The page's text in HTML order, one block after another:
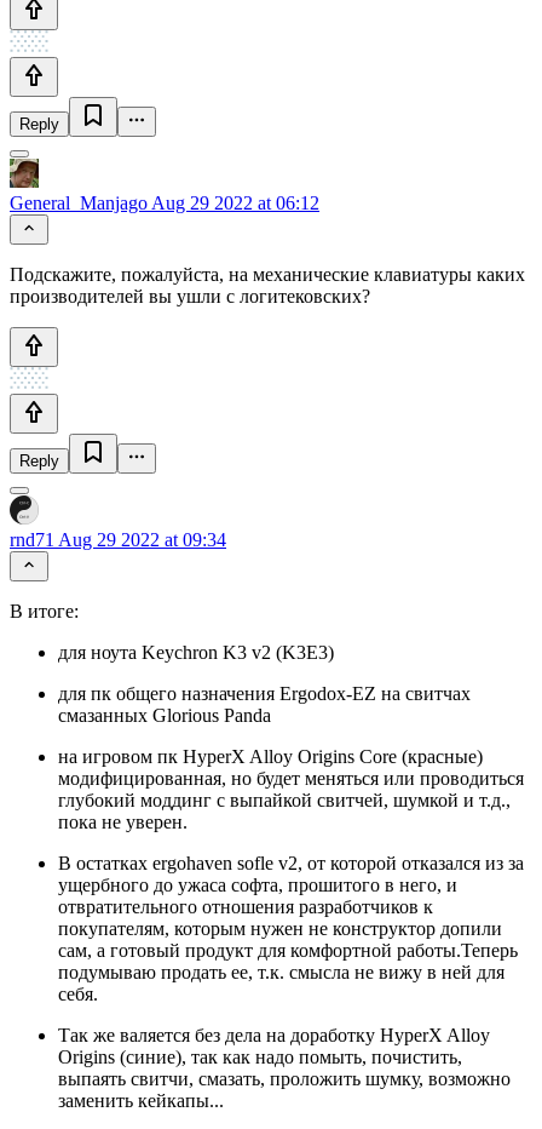
Reply
General_Manjago Aug 29 2022 at 06:12
Подскажите, пожалуйста, на механические клавиатуры каких
производителей вы ушли с логитековских?
Reply
rnd71 Aug 29 2022 at 09:34
В итоге:
для ноута Keychron K3 v2 (K3E3)
для пк общего назначения Ergodox-EZ на свитчах
смазанных Glorious Panda
на игровом пк HyperX Alloy Origins Core (красные)
модифицированная, но будет меняться или проводиться
глубокий моддинг с выпайкой свитчей, шумкой и т.д.,
пока не уверен.
В остатках ergohaven sofle v2, от которой отказался из за
ущербного до ужаса софта, прошитого в него, и
отвратительного отношения разработчиков к
покупателям, которым нужен не конструктор допили
сам, а готовый продукт для комфортной работы.Теперь
подумываю продать ее, т.к. смысла не вижу в ней для
себя.
Так же валяется без дела на доработку HyperX Alloy
Origins (синие), так как надо помыть, почистить,
выпаять свитчи, смазать, проложить шумку, возможно
заменить кейкапы...